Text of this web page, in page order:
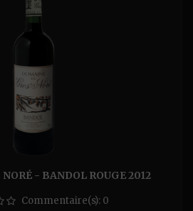
- BANDOL ROUGE 2012
Commentaire(s): 0